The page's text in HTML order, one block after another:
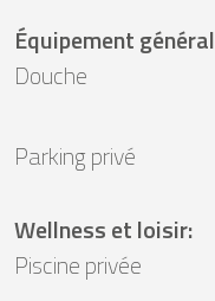
Équipement général
Douche
Parking privé
Wellness et loisir:
Piscine privée